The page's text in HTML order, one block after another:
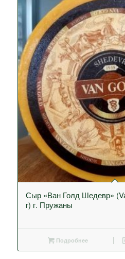
Сыр «Ван Голд Шедевр»
г) г. Пружаны
Подробнее